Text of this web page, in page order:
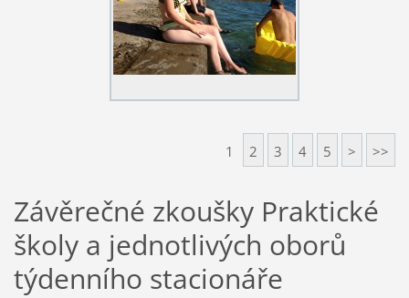
1 2 3 4 5 > >>
Závěrečné zkoušky Praktické
školy a jednotlivých oborů
týdenního stacionáře